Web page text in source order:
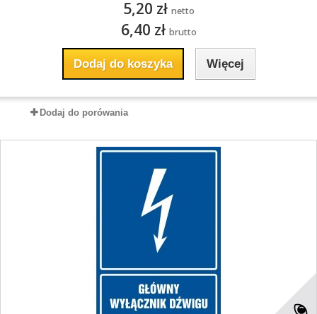
5,20 zł netto
6,40 zł brutto
Dodaj do koszyka Więcej
Dodaj do porówania